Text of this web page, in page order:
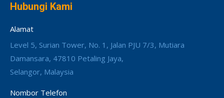
Hubungi Kami
Alamat
Level 5, Surian Tower, No. 1, Jalan PJU 7/3, Mutiara
Damansara, 47810 Petaling Jaya,
Selangor, Malaysia
Nombor Telefon